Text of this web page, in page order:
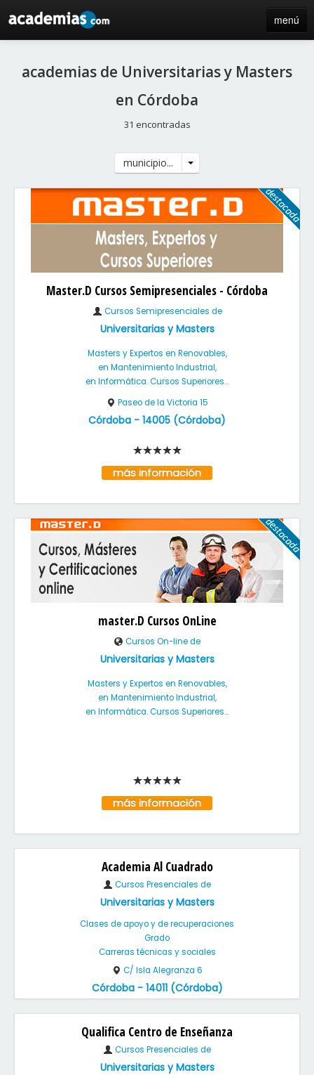
menú
blog
academias de Universitarias y Masters
en Córdoba
31 encontradas
municipio...
Master.D Cursos Semipresenciales - Córdoba
Cursos Semipresenciales de
Universitarias y Masters
Masters y Expertos en Renovables,
en Mantenimiento Industrial,
en Informática. Cursos Superiores...
Paseo de la Victoria 15
Córdoba - 14005 (Córdoba)
más información
master.D Cursos OnLine
Cursos On-line de
Universitarias y Masters
Masters y Expertos en Renovables,
en Mantenimiento Industrial,
en Informática. Cursos Superiores...
más información
Academia Al Cuadrado
Cursos Presenciales de
Universitarias y Masters
Clases de apoyo y de recuperaciones
Grado
Carreras técnicas y sociales
C/ Isla Alegranza 6
Córdoba - 14011 (Córdoba)
Qualifica Centro de Enseñanza
Cursos Presenciales de
Universitarias y Masters